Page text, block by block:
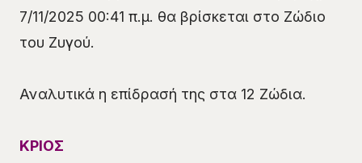
7/11/2025 00:41 π.μ. θα βρίσκεται στο Ζώδιο
του Ζυγού.
Αναλυτικά η επίδρασή της στα 12 Ζώδια.
ΚΡΙΟΣ